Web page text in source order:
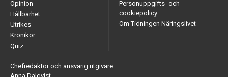
Opinion
Hållbarhet
Utrikes
Krönikor
Quiz
Personuppgifts- och
cookiepolicy
Om Tidningen Näringslivet
Chefredaktör och ansvarig utgivare: